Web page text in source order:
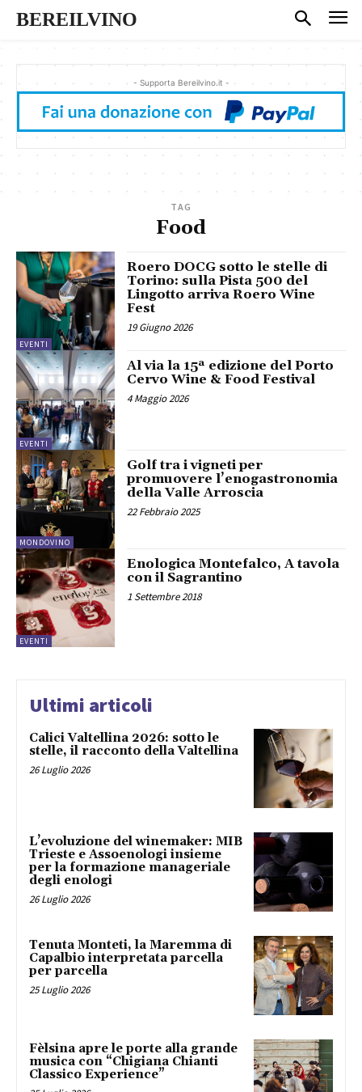
BEREILVINO
- Supporta Bereilvino.it -
TAG
Food
EVENTI
Roero DOCG sotto le stelle di
Torino: sulla Pista 500 del
Lingotto arriva Roero Wine
Fest
19 Giugno 2026
EVENTI
Al via la 15ª edizione del Porto
Cervo Wine & Food Festival
4 Maggio 2026
MONDOVINO
Golf tra i vigneti per
promuovere l’enogastronomia
della Valle Arroscia
22 Febbraio 2025
EVENTI
Enologica Montefalco, A tavola
con il Sagrantino
1 Settembre 2018
Ultimi articoli
Calici Valtellina 2026: sotto le
stelle, il racconto della Valtellina
26 Luglio 2026
L’evoluzione del winemaker: MIB
Trieste e Assoenologi insieme
per la formazione manageriale
degli enologi
26 Luglio 2026
Tenuta Monteti, la Maremma di
Capalbio interpretata parcella
per parcella
25 Luglio 2026
Fèlsina apre le porte alla grande
musica con “Chigiana Chianti
Classico Experience”